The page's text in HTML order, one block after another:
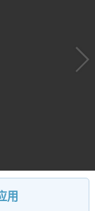
用